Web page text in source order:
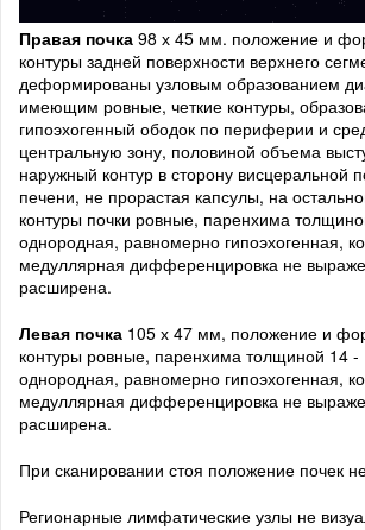
Правая почка 98 х 45 мм. положение и
контуры задней поверхности верхнего
деформированы узловым образованием
имеющим ровные, четкие контуры,
гипоэхогенный ободок по периферии и
центральную зону, половиной объема
наружный контур в сторону висцеральной
печени, не прорастая капсулы, на
контуры почки ровные, паренхима
однородная, равномерно гипоэхогенная,
медуллярная дифференцировка не
расширена.
Левая почка 105 х 47 мм, положение и
контуры ровные, паренхима толщиной 14
однородная, равномерно гипоэхогенная,
медуллярная дифференцировка не
расширена.
При сканировании стоя положение почек
Регионарные лимфатические узлы не